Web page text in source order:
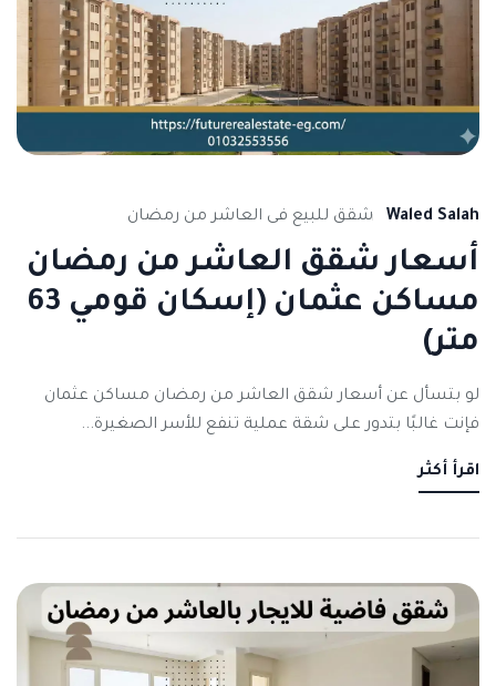
Waled Salah شقق للبيع فى العاشر من رمضان
أسعار شقق العاشر من رمضان
مساكن عثمان (إسكان قومي 63
متر)
لو بتسأل عن أسعار شقق العاشر من رمضان مساكن عثمان
فإنت غالبًا بتدور على شقة عملية تنفع للأسر الصغيرة...
اقرأ أكثر